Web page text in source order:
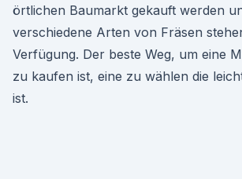
örtlichen Baumarkt gekauft werden
verschiedene Arten von Fräsen
Verfügung. Der beste Weg, um eine
zu kaufen ist, eine zu wählen die
ist.